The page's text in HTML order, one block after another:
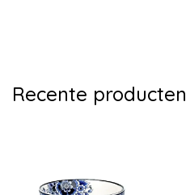
Recente producten